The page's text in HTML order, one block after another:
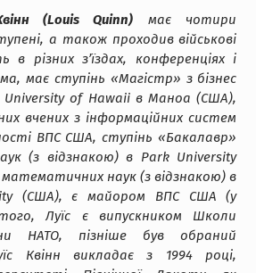
(Louis Quinn) має чотири
а також проходив військові
в різних з’їздах, конференціях і
має ступінь «Магістр» з бізнес
University of Hawaii в Маноа (США),
вчених з інформаційних систем
ВПС США, ступінь «Бакалавр»
(з відзнакою) в Park University
наук (з відзнакою) в
(США), є майором ВПС США (у
Луїс є випускником Школи
НАТО, пізніше був обраний
Квінн викладає з 1994 році,